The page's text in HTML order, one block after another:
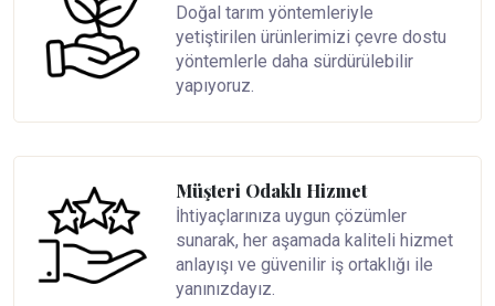
Doğal tarım yöntemleriyle
yetiştirilen ürünlerimizi çevre dostu
yöntemlerle daha sürdürülebilir
yapıyoruz.
Müşteri Odaklı Hizmet
İhtiyaçlarınıza uygun çözümler
sunarak, her aşamada kaliteli hizmet
anlayışı ve güvenilir iş ortaklığı ile
yanınızdayız.